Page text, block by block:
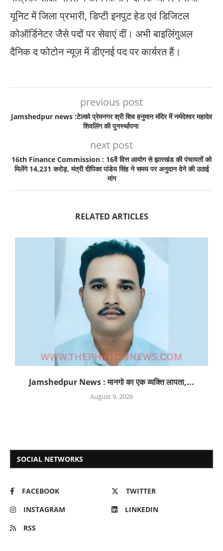
यूनिट में जिला प्रभारी, डिप्टी इनपुट हेड एवं डिजिटल
कोऑर्डिनेटर जैसे पदों पर सेवाएं दीं। अभी बाइलिंगुअल
दैनिक द फोटोन न्यूज़ में डीएनई पद पर कार्यरत हैं।
previous post
Jamshedpur news :टेल्को प्रेमनगर श्री शिव हनुमान मंदिर में नर्मदेश्वर महादेव
शिवलिंग की पुनर्स्थापना
next post
16th Finance Commission : 16वें वित्त आयोग से झारखंड की पंचायतों को
मिलेंगे 14,231 करोड़, मंत्री दीपिका पांडेय सिंह ने समय पर अनुदान देने की उठाई
मांग
RELATED ARTICLES
Jamshedpur News : मानगो का एक व्यक्ति लापता,...
August 9, 2026
SOCIAL NETWORKS
FACEBOOK
TWITTER
INSTAGRAM
LINKEDIN
RSS